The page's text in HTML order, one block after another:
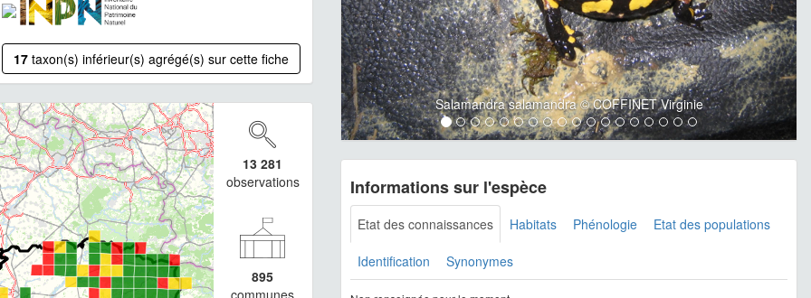
17 taxon(s) inférieur(s) agrégé(s) sur cette fiche
13 281
observations
895
communes
Salamandra salamandra © COFFINET Virginie
Informations sur l'espèce
Etat des connaissances Habitats Phénologie Etat des populations
Identification Synonymes